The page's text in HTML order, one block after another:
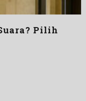
Pilih